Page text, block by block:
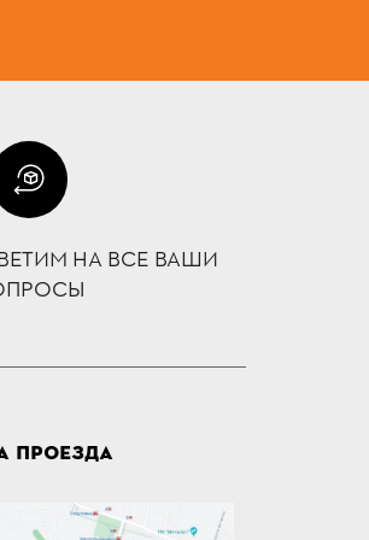
НА ВСЕ ВАШИ
ПРОЕЗДА